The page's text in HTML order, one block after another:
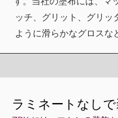
ッチ、グリット、グリッ
ように滑らかなグロスな
ラミネートなし